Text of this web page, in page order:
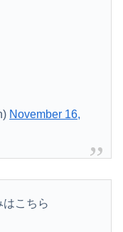
November 16,
こちら